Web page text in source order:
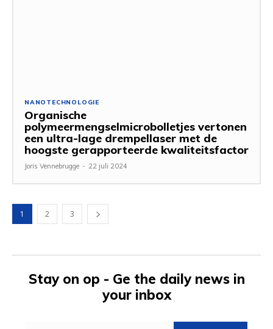
NANOTECHNOLOGIE
Organische
polymeermengselmicrobolletjes vertonen
een ultra-lage drempellaser met de
hoogste gerapporteerde kwaliteitsfactor
Joris Vennebrugge - 22 juli 2024
1 2 3
Stay on op - Ge the daily news in
your inbox